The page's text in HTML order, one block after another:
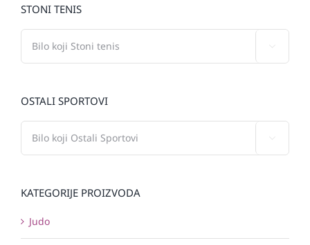
STONI TENIS
OSTALI SPORTOVI
KATEGORIJE PROIZVODA
Judo